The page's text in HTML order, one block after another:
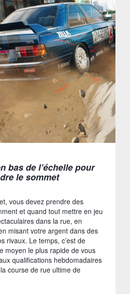
bas de l’échelle pour
le sommet
vous devez prendre des
et quand tout mettre en jeu
dans la rue, en
misant votre argent dans des
rivaux. Le temps, c’est de
moyen le plus rapide de vous
qualifications hebdomadaires
course de rue ultime de